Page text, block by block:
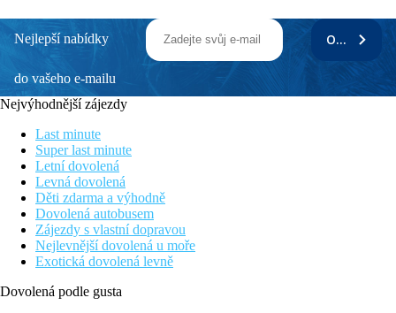
Nejlepší nabídky
do vašeho e-mailu
ODEBÍRAT
Nejvýhodnější zájezdy
Last minute
Super last minute
Letní dovolená
Levná dovolená
Děti zdarma a výhodně
Dovolená autobusem
Zájezdy s vlastní dopravou
Nejlevnější dovolená u moře
Exotická dovolená levně
Dovolená podle gusta